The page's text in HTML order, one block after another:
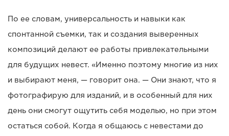
По ее словам, универсальность и навыки как
спонтанной съемки, так и создания выверенных
композиций делают ее работы привлекательными
для будущих невест. «Именно поэтому многие из них
и выбирают меня, — говорит она. — Они знают, что я
фотографирую для изданий, и в особенный для них
день они смогут ощутить себя моделью, но при этом
остаться собой. Когда я общаюсь с невестами до